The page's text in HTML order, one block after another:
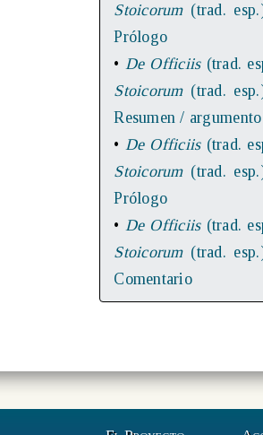
Stoicorum(trad.
Prólogo
• De Officiis(trad.
Stoicorum(trad.
Resumen / argumento
• De Officiis(trad.
Stoicorum(trad.
Prólogo
• De Officiis(trad.
Stoicorum(trad.
Comentario